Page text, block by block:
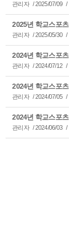
관리자 /2025/07/09 /
2025년 학교스포
관리자 /2025/05/30 /
2024년 학교스포
관리자 /2024/07/12 /
2024년 학교스포
관리자 /2024/07/05 /
2024년 학교스포
관리자 /2024/06/03 /